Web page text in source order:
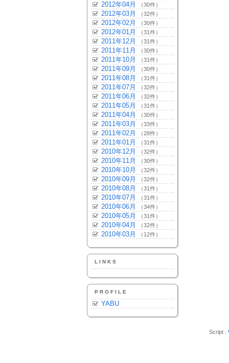
2012年04月 （30件）
2012年03月 （32件）
2012年02月 （30件）
2012年01月 （31件）
2011年12月 （31件）
2011年11月 （30件）
2011年10月 （31件）
2011年09月 （30件）
2011年08月 （31件）
2011年07月 （32件）
2011年06月 （32件）
2011年05月 （31件）
2011年04月 （30件）
2011年03月 （33件）
2011年02月 （28件）
2011年01月 （31件）
2010年12月 （32件）
2010年11月 （30件）
2010年10月 （32件）
2010年09月 （32件）
2010年08月 （31件）
2010年07月 （31件）
2010年06月 （34件）
2010年05月 （31件）
2010年04月 （32件）
2010年03月 （12件）
LINKS
PROFILE
YABU
Script :